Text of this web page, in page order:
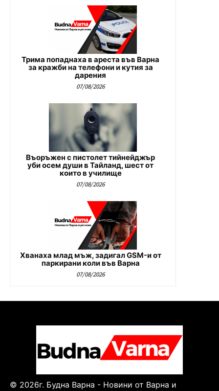
Трима попаднаха в ареста във Варна
за кражби на телефони и кутия за
дарения
07/08/2026
Въоръжен с пистолет тийнейджър
уби осем души в Тайланд, шест от
които в училище
07/08/2026
Хванаха млад мъж, задигал GSM-и от
паркирани коли във Варна
07/08/2026
© 2026г. Будна Варна - Новини от Варна и